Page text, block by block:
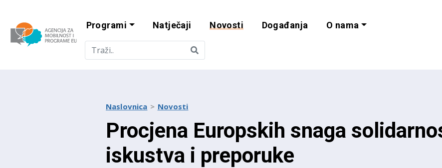
Agencija za mobilnost i programe
Programi Natječaji Novosti Događanja O nama
Naslovnica Novosti
Procjena Europskih snaga
iskustva i preporuke